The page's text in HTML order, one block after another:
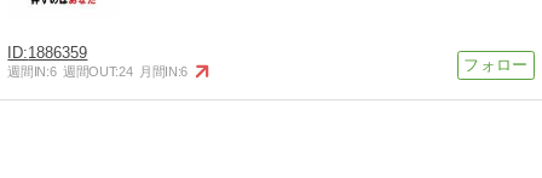
1886359
週間IN:6 週間OUT:24 月間IN:6